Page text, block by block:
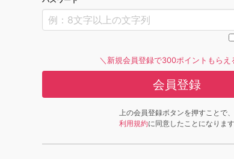
＼新規会員登録で300ポイントもらえ
会員登録
上の会員登録ボタンを押すことで、
利用規約に同意したことになります